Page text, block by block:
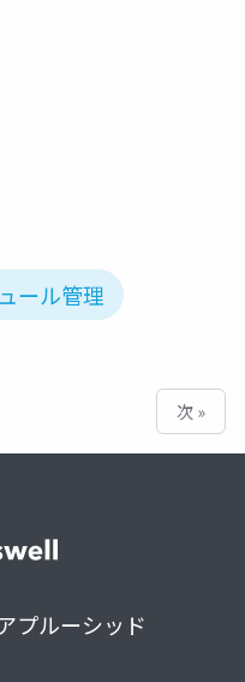
ール管理
次 »
プルーシッド